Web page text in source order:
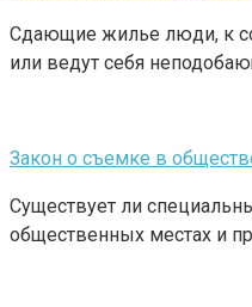
Сдающие жилье люди, к
или ведут себя
Закон о съемке в
Существует ли
общественных местах и